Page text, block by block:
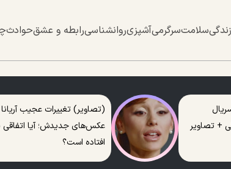
سلامتسرگرمیآشپزیروانشناسیرابطه و عشقحوادث
(تصاویر) تغییرات عجیب آریانا
عکس‌های جدیدش؛ آیا اتفاقی
افتاده است؟